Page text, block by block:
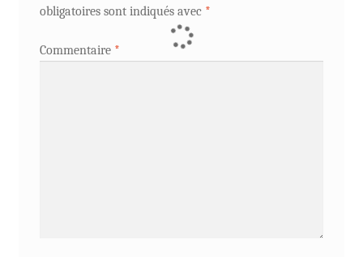
obligatoires sont indiqués avec *
Commentaire *